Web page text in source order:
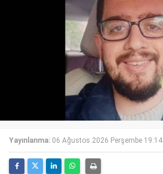
Yayınlanma: 06 Ağustos 2026 Perşembe 19:14